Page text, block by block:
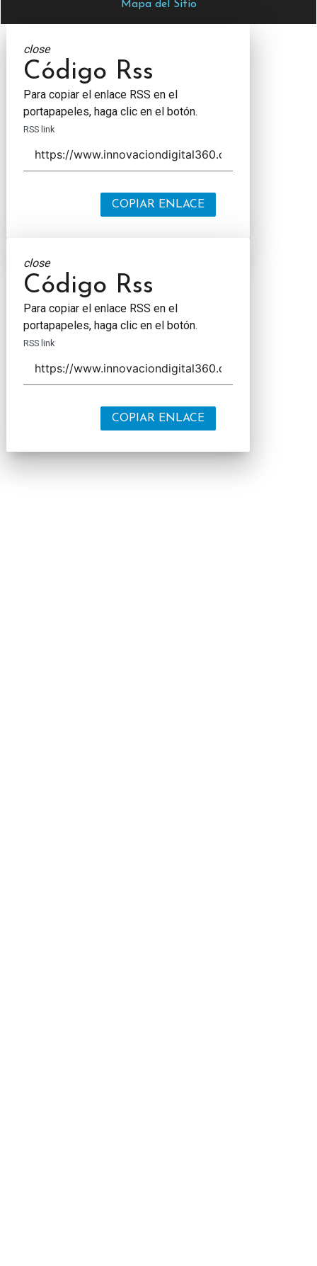
Mapa del Sitio
close
Código Rss
Para copiar el enlace RSS en el
portapapeles, haga clic en el botón.
RSS link
COPIAR ENLACE
close
Código Rss
Para copiar el enlace RSS en el
portapapeles, haga clic en el botón.
RSS link
COPIAR ENLACE